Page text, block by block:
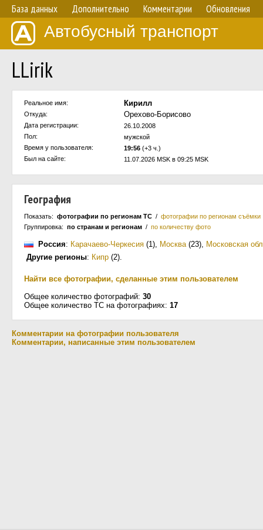
База данных Дополнительно Комментарии Обновления
Автобусный транспорт
LLirik
Реальное имя: Кирилл
Откуда: Орехово-Борисово
Дата регистрации:
26.10.2008
Пол:
мужской
Время у пользователя:
19:56 (+3 ч.)
Был на сайте:
11.07.2026 MSK в 09:25 MSK
География
Показать: фотографии по регионам ТС / фотографии по регионам съёмки
Группировка: по странам и регионам / по количеству фото
Россия: Карачаево-Черкесия (1), Москва(23), Московская
Другие регионы: Кипр (2).
Найти все фотографии, сделанные этим пользователем
Общее количество фотографий: 30
Общее количество ТС на фотографиях: 17
Комментарии на фотографии пользователя
Комментарии, написанные этим пользователем